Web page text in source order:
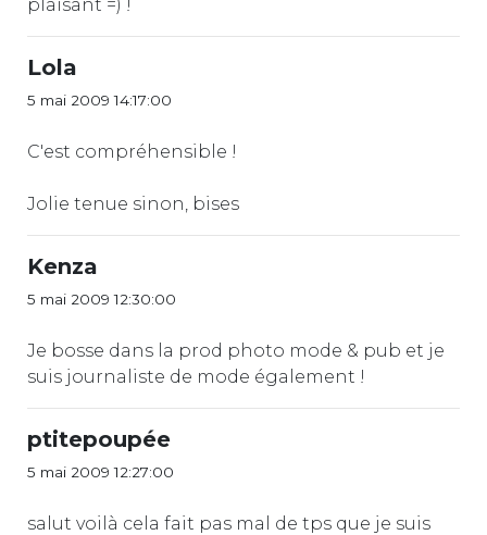
plaisant =) !
Lola
5 mai 2009 14:17:00
C'est compréhensible !
Jolie tenue sinon, bises
Kenza
5 mai 2009 12:30:00
Je bosse dans la prod photo mode & pub et je
suis journaliste de mode également !
ptitepoupée
5 mai 2009 12:27:00
salut voilà cela fait pas mal de tps que je suis